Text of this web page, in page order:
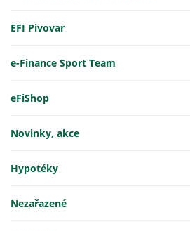
EFI Pivovar
e-Finance Sport Team
eFiShop
Novinky, akce
Hypotéky
Nezařazené